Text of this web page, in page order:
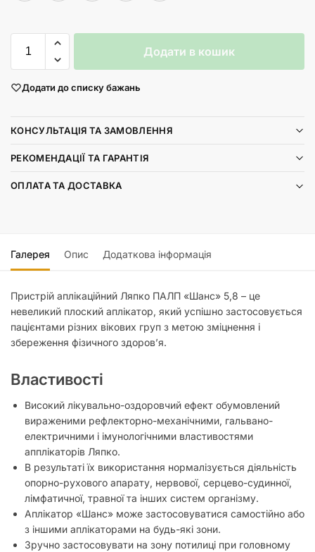
Додати в кошик
Додати до списку бажань
КОНСУЛЬТАЦІЯ ТА ЗАМОВЛЕННЯ
РЕКОМЕНДАЦІЇ ТА ГАРАНТІЯ
ОПЛАТА ТА ДОСТАВКА
Галерея Опис Додаткова інформація
Пристрій аплікаційний Ляпко ПАЛП «Шанс» 5,8 – це
невеликий плоский аплікатор, який успішно застосовується
пацієнтами різних вікових груп з метою зміцнення і
збереження фізичного здоров’я.
Властивості
Високий лікувально-оздоровчий ефект обумовлений
вираженими рефлекторно-механічними, гальвано-
електричними і імунологічними властивостями
апплікаторів Ляпко.
В результаті їх використання нормалізується діяльність
опорно-рухового апарату, нервової, серцево-судинної,
лімфатичної, травної та інших систем організму.
Аплікатор «Шанс» може застосовуватися самостійно або
з іншими аплікаторами на будь-які зони.
Зручно застосовувати на зону потилиці при головному